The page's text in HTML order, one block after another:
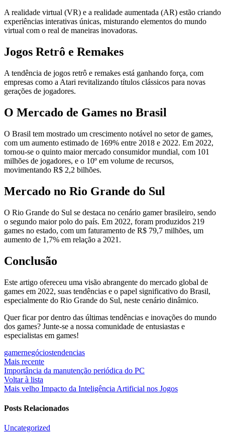
A realidade virtual (VR) e a realidade aumentada (AR) estão criando
experiências interativas únicas, misturando elementos do mundo
virtual com o real de maneiras inovadoras.
Jogos Retrô e Remakes
A tendência de jogos retrô e remakes está ganhando força, com
empresas como a Atari revitalizando títulos clássicos para novas
gerações de jogadores.
O Mercado de Games no Brasil
O Brasil tem mostrado um crescimento notável no setor de games,
com um aumento estimado de 169% entre 2018 e 2022. Em 2022,
tornou-se o quinto maior mercado consumidor mundial, com 101
milhões de jogadores, e o 10º em volume de recursos,
movimentando R$ 2,2 bilhões.
Mercado no Rio Grande do Sul
O Rio Grande do Sul se destaca no cenário gamer brasileiro, sendo
o segundo maior polo do país. Em 2022, foram produzidos 219
games no estado, com um faturamento de R$ 79,7 milhões, um
aumento de 1,7% em relação a 2021.
Conclusão
Este artigo ofereceu uma visão abrangente do mercado global de
games em 2022, suas tendências e o papel significativo do Brasil,
especialmente do Rio Grande do Sul, neste cenário dinâmico.
Quer ficar por dentro das últimas tendências e inovações do mundo
dos games? Junte-se a nossa comunidade de entusiastas e
especialistas em games!
gamernegóciostendencias
Mais recente
Importância da manutenção periódica do PC
Voltar à lista
Mais velho Impacto da Inteligência Artificial nos Jogos
Posts Relacionados
Uncategorized